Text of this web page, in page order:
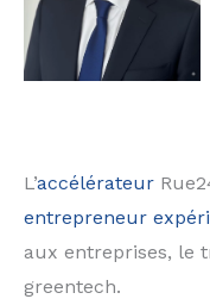
L’accélérateur
entrepreneur
aux entreprises, le
greentech.